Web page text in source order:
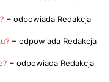
– odpowiada Redakcja
– odpowiada Redakcja
– odpowiada Redakcja